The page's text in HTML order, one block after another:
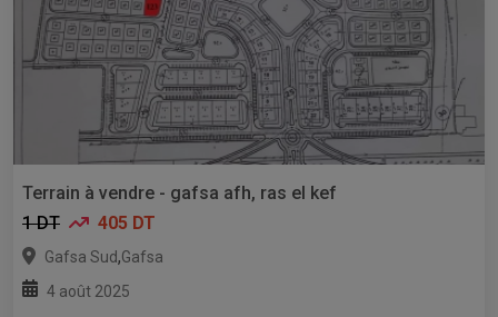
Terrain à vendre - gafsa afh, ras el kef
1 DT
405 DT
Gafsa Sud,Gafsa
4 août 2025